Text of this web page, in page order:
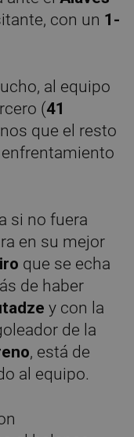
con un 1-
al equipo
(41
que el resto
si no fuera
en su mejor
que se echa
de haber
y con la
de la
, está de
al equipo.